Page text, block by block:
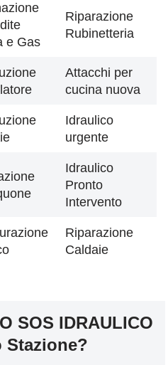
e Gas
Riparazione
Rubinetteria
Attacchi per
cucina nuova
Idraulico
urgente
Idraulico
Pronto
Intervento
Riparazione
Caldaie
SOS IDRAULICO
Stazione?